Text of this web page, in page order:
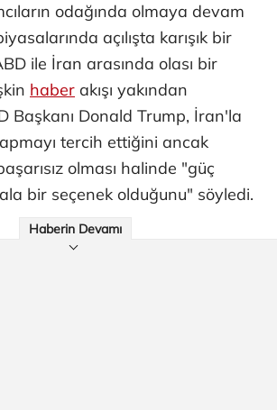
odağında olmaya devam
açılışta karışık bir
ile İran arasında olası bir
haber akışı yakından
Başkanı Donald Trump, İran'la
tercih ettiğini ancak
olması halinde "güç
bir seçenek olduğunu" söyledi.
Haberin Devamı